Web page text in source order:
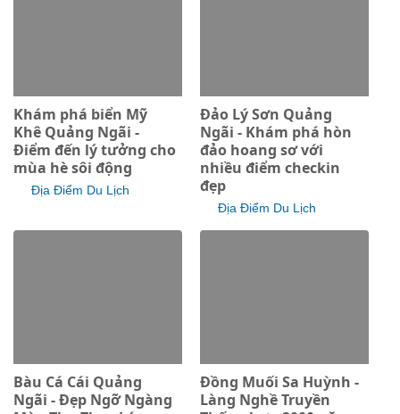
Khám phá biển Mỹ
Khê Quảng Ngãi -
Điểm đến lý tưởng cho
mùa hè sôi động
Địa Điểm Du Lịch
Đảo Lý Sơn Quảng
Ngãi - Khám phá hòn
đảo hoang sơ với
nhiều điểm checkin
đẹp
Địa Điểm Du Lịch
Bàu Cá Cái Quảng
Ngãi - Đẹp Ngỡ Ngàng
Đồng Muối Sa Huỳnh -
Làng Nghề Truyền